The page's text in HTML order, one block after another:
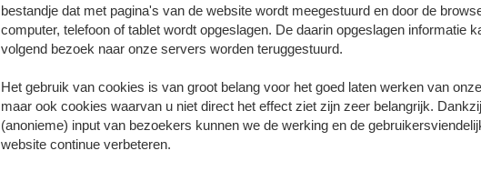
Klantenservice:
+31 (0) 35 8877336
Bereikbaar ma. t/m vr. van 8:30 - 18:00
Schrijf u in voor de
bestandje dat met pagina's van de website wordt meegestuurd en door de
computer, telefoon of tablet wordt opgeslagen. De daarin opgeslagen informatie
volgend bezoek naar onze servers worden teruggestuurd.
Het gebruik van cookies is van groot belang voor het goed laten werken van
maar ook cookies waarvan u niet direct het effect ziet zijn zeer belangrijk.
(anonieme) input van bezoekers kunnen we de werking en de
website continue verbeteren.